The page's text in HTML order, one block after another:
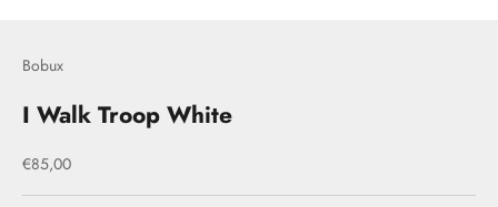
Bobux
I Walk Troop White
Prezzo scontato
€85,00